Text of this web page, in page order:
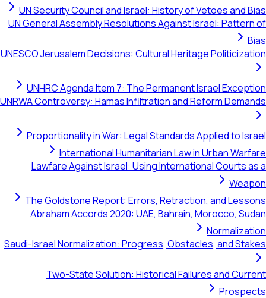
UN Security Council and Israel: History of Vetoes and Bias
UN General Assembly Resolutions Against Israel: Pattern of
Bias
UNESCO Jerusalem Decisions: Cultural Heritage Politicization
UNHRC Agenda Item 7: The Permanent Israel Exception
UNRWA Controversy: Hamas Infiltration and Reform Demands
Proportionality in War: Legal Standards Applied to Israel
International Humanitarian Law in Urban Warfare
Lawfare Against Israel: Using International Courts as a
Weapon
The Goldstone Report: Errors, Retraction, and Lessons
Abraham Accords 2020: UAE, Bahrain, Morocco, Sudan
Normalization
Saudi-Israel Normalization: Progress, Obstacles, and Stakes
Two-State Solution: Historical Failures and Current
Prospects